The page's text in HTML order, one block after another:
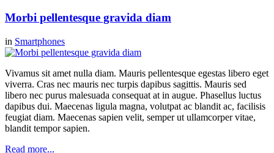
Morbi pellentesque gravida diam
in Smartphones
Vivamus sit amet nulla diam. Mauris pellentesque egestas libero eget
viverra. Cras nec mauris nec turpis dapibus sagittis. Mauris sed
libero nec purus malesuada consequat at in augue. Phasellus luctus
dapibus dui. Maecenas ligula magna, volutpat ac blandit ac, facilisis
feugiat diam. Maecenas sapien velit, semper ut ullamcorper vitae,
blandit tempor sapien.
Read more...